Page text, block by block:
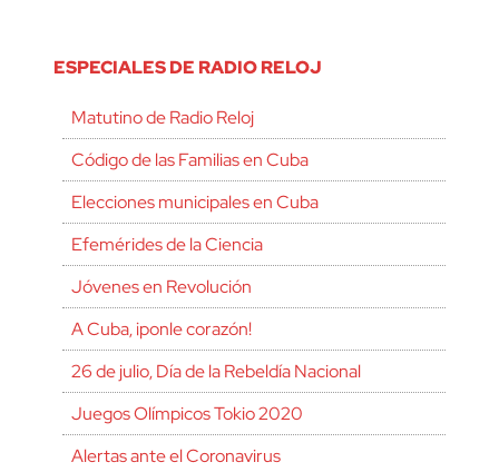
ESPECIALES DE RADIO RELOJ
Matutino de Radio Reloj
Código de las Familias en Cuba
Elecciones municipales en Cuba
Efemérides de la Ciencia
Jóvenes en Revolución
A Cuba, ¡ponle corazón!
26 de julio, Día de la Rebeldía Nacional
Juegos Olímpicos Tokio 2020
Alertas ante el Coronavirus